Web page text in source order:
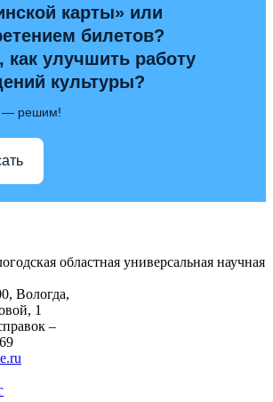
карты» или
билетов?
как улучшить работу
культуры?
— решим!
областная универсальная научная
Вологда,
1
–